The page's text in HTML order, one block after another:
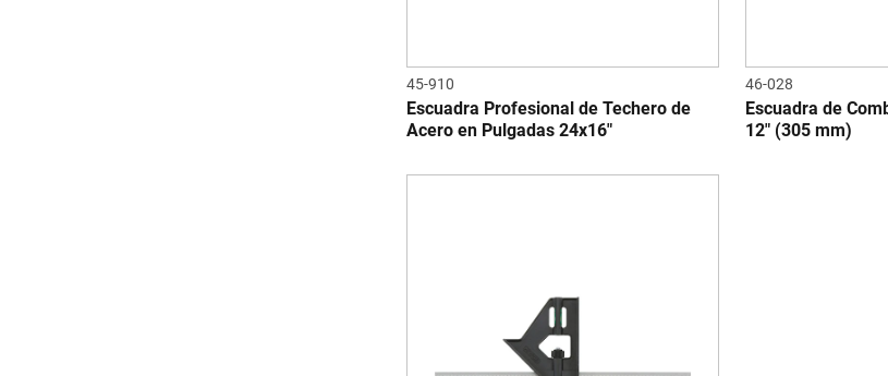
45-910
Escuadra Profesional de Techero de
Acero en Pulgadas 24x16"
46-028
Escuadra de
12" (305 mm)